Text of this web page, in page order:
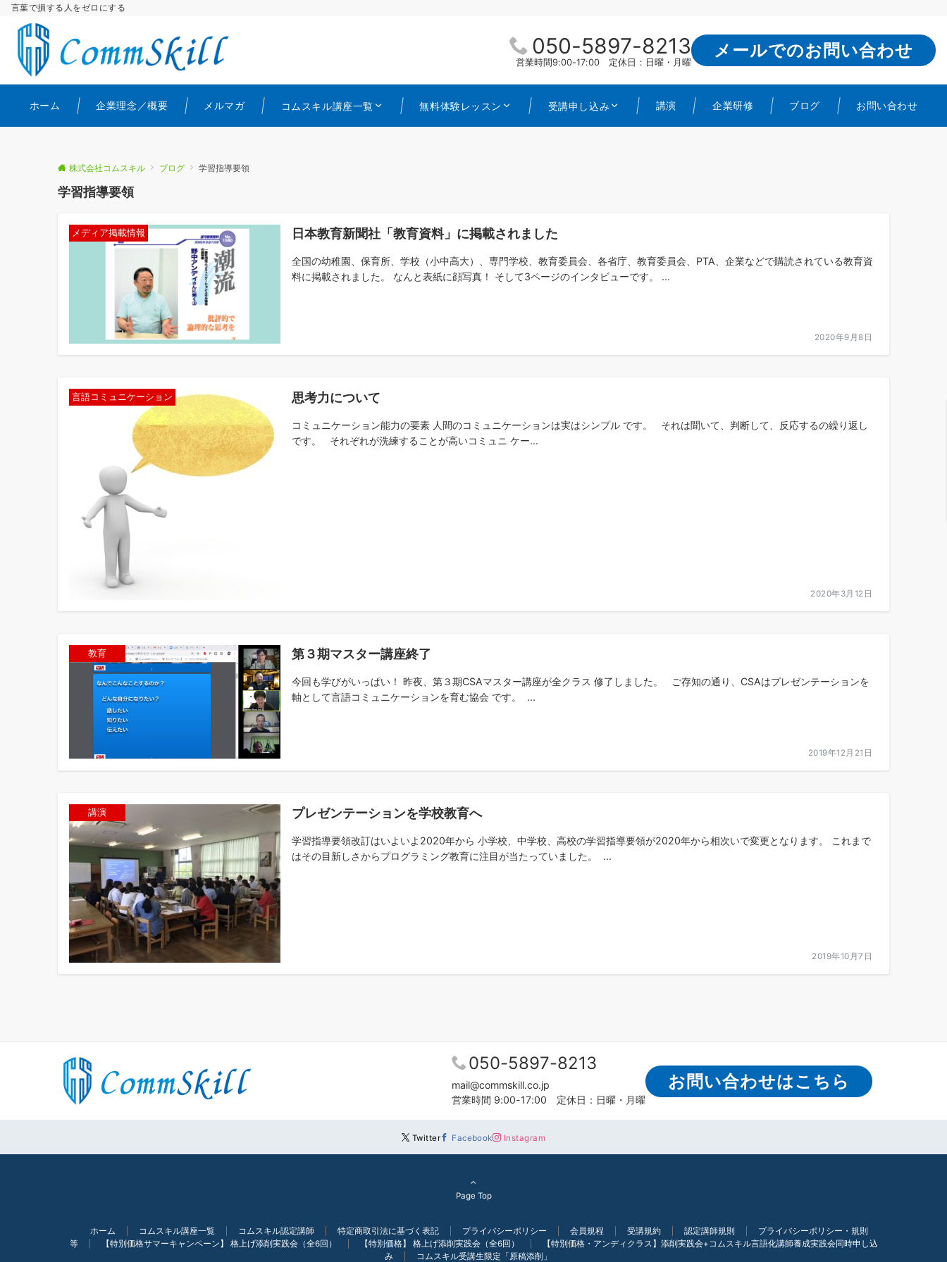
言葉で損する人をゼロにする
050-5897-8213
営業時間9:00-17:00 定休日：日曜・月曜
メールでのお問い合わせ
ホーム 企業理念／概要 メルマガ コムスキル講座一覧 無料体験レッスン 受講申し込み 講演 企業研修 ブログ お問い合わせ
株式会社コムスキル ブログ 学習指導要領
学習指導要領
メディア掲載情報 日本教育新聞社「教育資料」に掲載されました
全国の幼稚園、保育所、学校（小中高大）、専門学校、教育委員会、各省庁、教育委員会、PTA、企業などで購読されている教育資
料に掲載されました。 なんと表紙に顔写真！ そして3ページのインタビューです。 ...
2020年9月8日
言語コミュニケーション 思考力について
コミュニケーション能力の要素 人間のコミュニケーションは実はシンプル です。 それは聞いて、判断して、反応するの繰り返し
です。 それぞれが洗練することが高いコミュニ ケー...
2020年3月12日
教育 第３期マスター講座終了
今回も学びがいっぱい！ 昨夜、第３期CSAマスター講座が全クラス 修了しました。 ご存知の通り、CSAはプレゼンテーションを
軸として言語コミュニケーションを育む協会 です。 ...
2019年12月21日
講演 プレゼンテーションを学校教育へ
学習指導要領改訂はいよいよ2020年から 小学校、中学校、高校の学習指導要領が2020年から相次いで変更となります。 これまで
はその目新しさからプログラミング教育に注目が当たっていました。 ...
2019年10月7日
050-5897-8213
mail@commskill.co.jp
営業時間 9:00-17:00 定休日：日曜・月曜
お問い合わせはこちら
Twitter Facebook Instagram
Page Top
ホーム コムスキル講座一覧 コムスキル認定講師 特定商取引法に基づく表記 プライバシーポリシー 会員規程 受講規約 認定講師規則
プライバシーポリシー・規則
等
【特別価格サマーキャンペーン】 格上げ添削実践会（全6回） 【特別価格】 格上げ添削実践会（全6回）
【特別価格・アンディクラス】添削実践会+コムスキル言語化講師養成実践会同時申し込
み
コムスキル受講生限定「原稿添削」